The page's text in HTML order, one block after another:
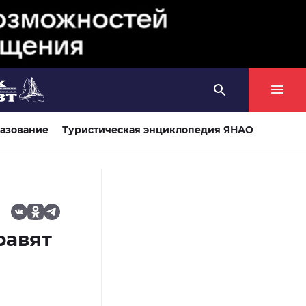
Туристическая энциклопедия ЯНАО